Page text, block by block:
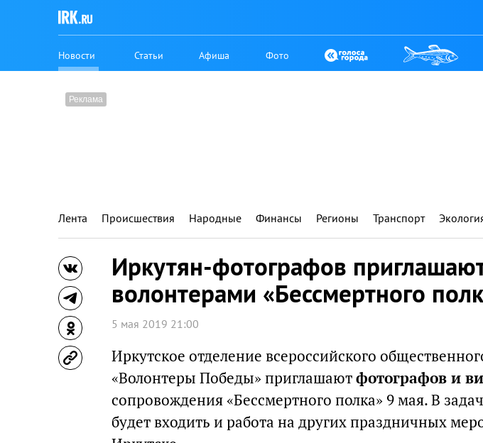
Новости Статьи Афиша Фото
Лента Происшествия Народные Финансы Регионы Транспорт
Иркутян-фотографов
волонтерами «Бессмертного
5 мая 2019 21:00
Иркутское отделение всероссийского
«Волонтеры Победы» приглашаютфотографов и
сопровождения «Бессмертного полка» 9 мая. В
будет входить и работа на других праздничных